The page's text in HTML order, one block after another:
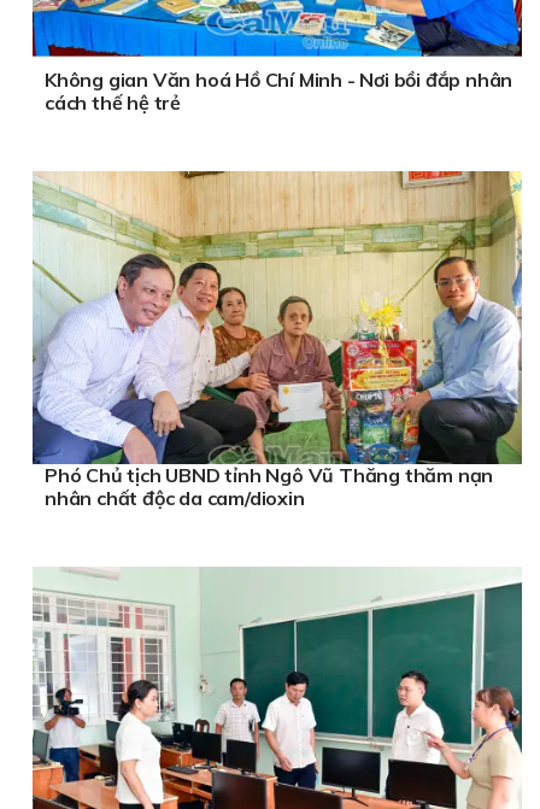
Không gian Văn hoá Hồ Chí Minh - Nơi bồi đắp nhân
cách thế hệ trẻ
Phó Chủ tịch UBND tỉnh Ngô Vũ Thăng thăm nạn
nhân chất độc da cam/dioxin